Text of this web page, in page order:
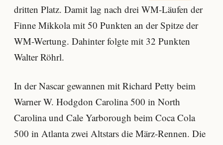
dritten Platz. Damit lag nach drei WM-Läufen der
Finne Mikkola mit 50 Punkten an der Spitze der
WM-Wertung. Dahinter folgte mit 32 Punkten
Walter Röhrl.
In der Nascar gewannen mit Richard Petty beim
Warner W. Hodgdon Carolina 500 in North
Carolina und Cale Yarborough beim Coca Cola
500 in Atlanta zwei Altstars die März-Rennen. Die